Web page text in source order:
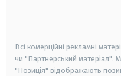
Всі комерційні рекламні
чи "Партнерський матеріал".
"Позиція" відображають